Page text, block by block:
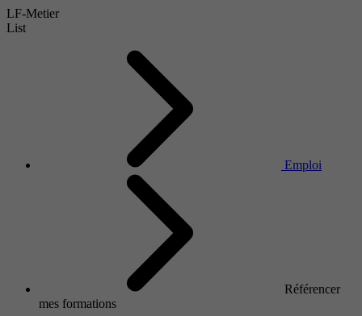
LF-Metier
List
Emploi
Référencer
mes formations